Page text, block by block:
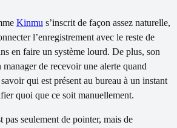
Kinmu s’inscrit de façon assez naturelle,
l’enregistrement avec le reste de
en faire un système lourd. De plus, son
manager de recevoir une alerte quand
qui est présent au bureau à un instant
quoi que ce soit manuellement.
pas seulement de pointer, mais de